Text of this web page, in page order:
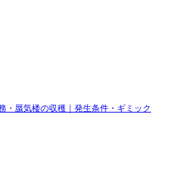
・蜃気楼の収穫｜発生条件・ギミック